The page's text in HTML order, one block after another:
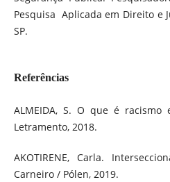
Pesquisa Aplicada em Direito e
SP.
Referências
ALMEIDA, S. O que é racismo
Letramento, 2018.
AKOTIRENE, Carla.
Carneiro / Pólen, 2019.